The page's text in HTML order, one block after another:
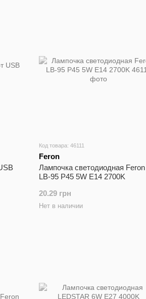
Код товара: 46111
Feron
Лампочка cветодиодная Feron
LB-95 P45 5W E14 2700K
20.29 грн
Нет в наличии